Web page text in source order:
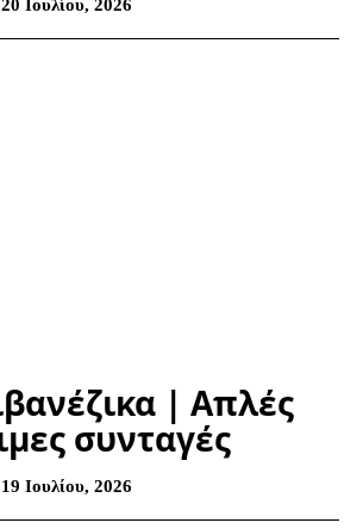
20 Ιουλίου, 2026
| Απλές
συνταγές
19 Ιουλίου, 2026